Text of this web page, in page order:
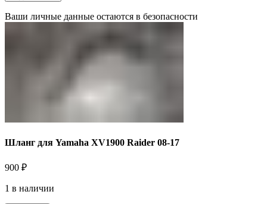
Ваши личные данные остаются в безопасности
Шланг для Yamaha XV1900 Raider 08-17
900 ₽
1 в наличии